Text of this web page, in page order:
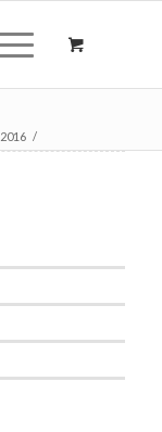
2016 /